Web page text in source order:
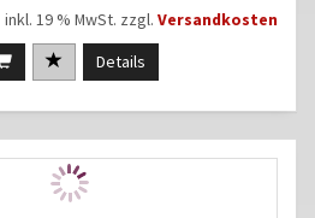
inkl. 19 % MwSt. zzgl. Versandkosten
Details